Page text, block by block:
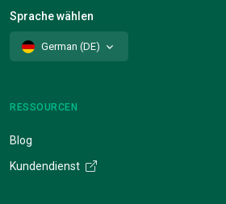
Sprache wählen
German (DE)
RESSOURCEN
Blog
Kundendienst